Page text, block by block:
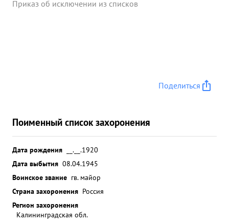
Приказ об исключении из списков
Поделиться
Поименный список захоронения
Дата рождения
__.__.1920
Дата выбытия 08.04.1945
Воинское звание гв. майор
Страна захоронения Россия
Регион захоронения
Калининградская обл.